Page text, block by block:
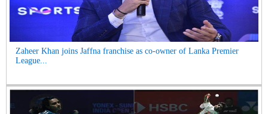
Zaheer Khan joins Jaffna franchise as co-owner of Lanka Premier
League...